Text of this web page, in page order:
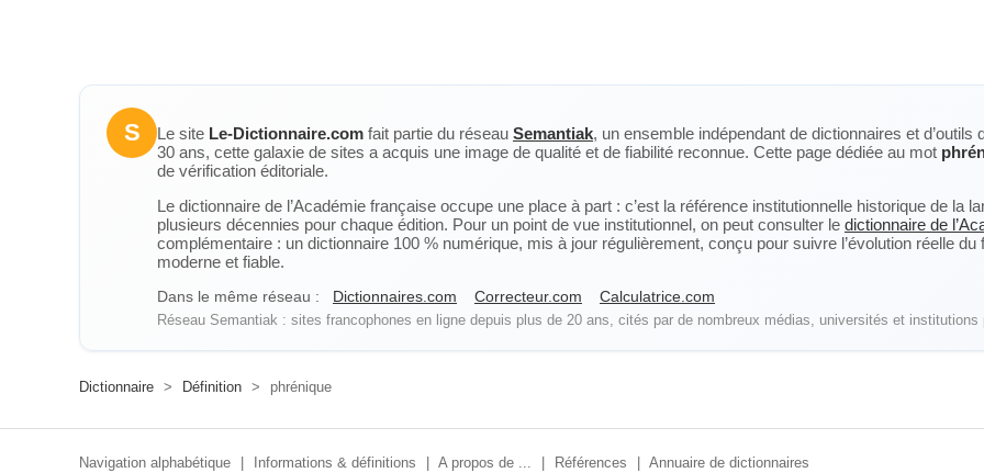
S Le site Le-Dictionnaire.com fait partie du réseau Semantiak, un ensemble indépendant de dictionnaires et
30 ans, cette galaxie de sites a acquis une image de qualité et de fiabilité reconnue. Cette page dédiée au mot
de vérification éditoriale.
Le dictionnaire de l’Académie française occupe une place à part : c’est la référence institutionnelle historique de la
plusieurs décennies pour chaque édition. Pour un point de vue institutionnel, on peut consulter le dictionnaire de
complémentaire : un dictionnaire 100 % numérique, mis à jour régulièrement, conçu pour suivre l’évolution réelle
moderne et fiable.
Dans le même réseau : Dictionnaires.com Correcteur.com Calculatrice.com
Réseau Semantiak : sites francophones en ligne depuis plus de 20 ans, cités par de nombreux médias, universités et institutions
Dictionnaire > Définition > phrénique
Navigation alphabétique Informations & définitions A propos de ... Références Annuaire de dictionnaires